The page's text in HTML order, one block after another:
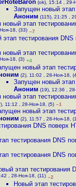
(ok), 15:14 , 29-
Запущен новый этап
Аноним (115), 21:25 ,
этап
18, (33) –7
тестирования
этап
18, (3) +4
новый этап
(2), 11:02 , 28-Ноя-18,
Запущен новый этап
Аноним (19), 12:36 ,
этап
11:12 , 28-Ноя-18, (5) –1
новый этап
(2), 11:57 , 28-Ноя-18,
DNS поверх
тестирования DNS
тестирования DNS
этап тестирования
, 28-Ноя-18, (11) –2
Новый этап